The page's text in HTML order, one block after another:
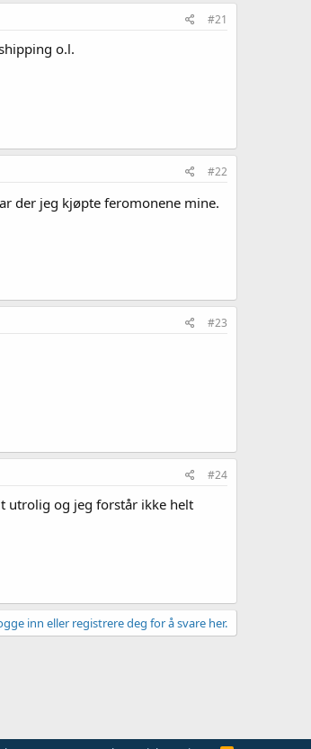
#21
o.l.
#22
der jeg kjøpte feromonene mine.
#23
#24
utrolig og jeg forstår ikke helt
inn eller registrere deg for å svare her.